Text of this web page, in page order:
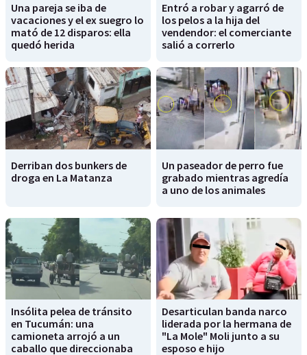
Una pareja se iba de
vacaciones y el ex suegro lo
mató de 12 disparos: ella
quedó herida
Entró a robar y agarró de
los pelos a la hija del
vendendor: el comerciante
salió a correrlo
Derriban dos bunkers de
droga en La Matanza
Un paseador de perro fue
grabado mientras agredía
a uno de los animales
Insólita pelea de tránsito
en Tucumán: una
camioneta arrojó a un
caballo que direccionaba
Desarticulan banda narco
liderada por la hermana de
"La Mole" Moli junto a su
esposo e hijo